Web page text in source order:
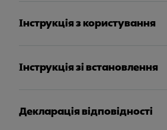
Інструкція з користування
Інструкція зі встановлення
Декларація відповідності